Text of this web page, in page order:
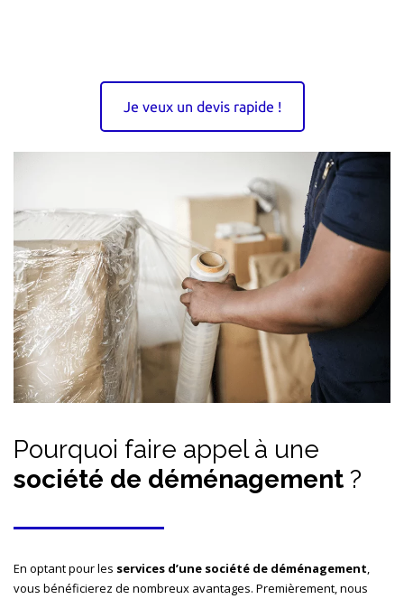
Je veux un devis rapide !
Pourquoi faire appel à une
société de déménagement ?
En optant pour les services d’une société de déménagement,
vous bénéficierez de nombreux avantages. Premièrement, nous